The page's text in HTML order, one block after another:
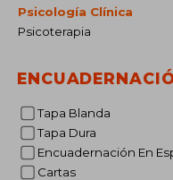
Psicología Clínica
Psicoterapia
Tapa Blanda
Tapa Dura
Encuadernación En
Cartas